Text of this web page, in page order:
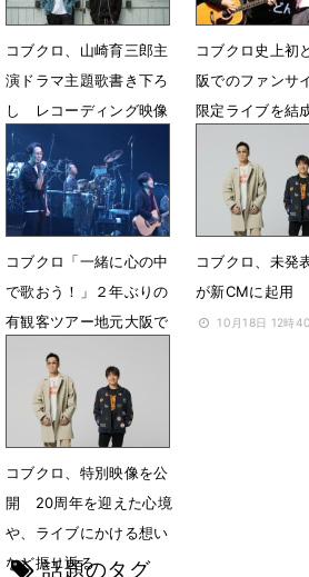
コブクロ、山崎育三郎主
演ドラマ主題歌書き下ろ
し レコーディング映像
初公開
1月10日 21時23分
コブクロ史上初
阪でのファンサ
限定ライブを結
大阪でフィナーレ
3月26日 15時42
コブクロ「一緒に心の中
で歌おう！」２年ぶりの
有観客ツアー地元大阪で
11月7日 22時42分
コブクロ、未発
が新CMに起用
10月18日 12時
コブクロ、特別映像を公
開 20周年を迎えた心境
や、ライブにかける想い
など振り返る
話題のタグ